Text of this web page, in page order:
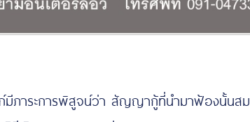
ารพิสูจน์ว่า สัญญากู้ที่นำมาฟ้องนั้นสมบู